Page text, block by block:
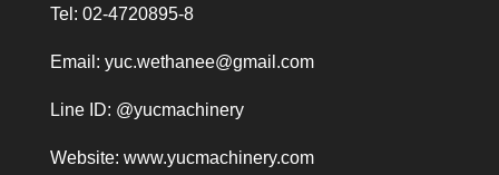
Tel: 02-4720895-8
Email: yuc.wethanee@gmail.com
Line ID: @yucmachinery
Website: www.yucmachinery.com